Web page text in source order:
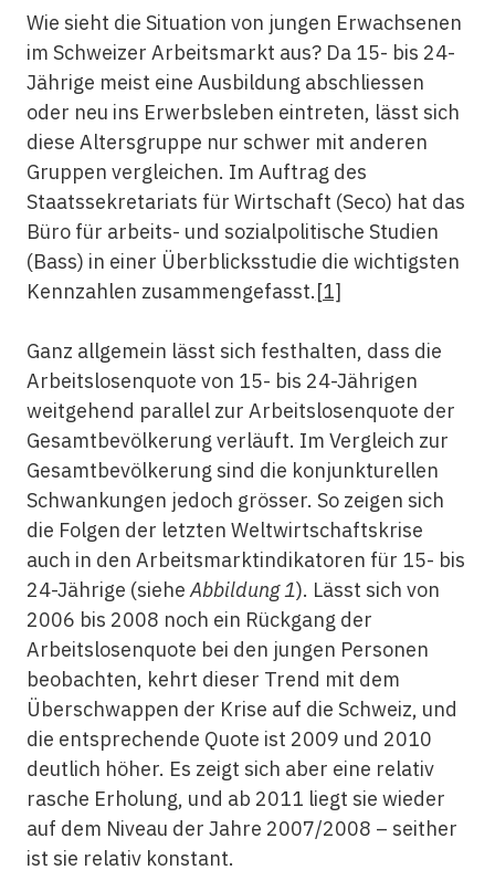
Wie sieht die Situation von jungen Erwachsenen
im Schweizer Arbeitsmarkt aus? Da 15- bis 24-
Jährige meist eine Ausbildung abschliessen
oder neu ins Erwerbsleben eintreten, lässt sich
diese Altersgruppe nur schwer mit anderen
Gruppen vergleichen. Im Auftrag des
Staatssekretariats für Wirtschaft (Seco) hat das
Büro für arbeits- und sozialpolitische Studien
(Bass) in einer Überblicksstudie die wichtigsten
Kennzahlen zusammengefasst.[1]
Ganz allgemein lässt sich festhalten, dass die
Arbeitslosenquote von 15- bis 24-Jährigen
weitgehend parallel zur Arbeitslosenquote der
Gesamtbevölkerung verläuft. Im Vergleich zur
Gesamtbevölkerung sind die konjunkturellen
Schwankungen jedoch grösser. So zeigen sich
die Folgen der letzten Weltwirtschaftskrise
auch in den Arbeitsmarktindikatoren für 15- bis
24-Jährige (sieheAbbildung 1). Lässt sich von
2006 bis 2008 noch ein Rückgang der
Arbeitslosenquote bei den jungen Personen
beobachten, kehrt dieser Trend mit dem
Überschwappen der Krise auf die Schweiz, und
die entsprechende Quote ist 2009 und 2010
deutlich höher. Es zeigt sich aber eine relativ
rasche Erholung, und ab 2011 liegt sie wieder
auf dem Niveau der Jahre 2007/2008 – seither
ist sie relativ konstant.